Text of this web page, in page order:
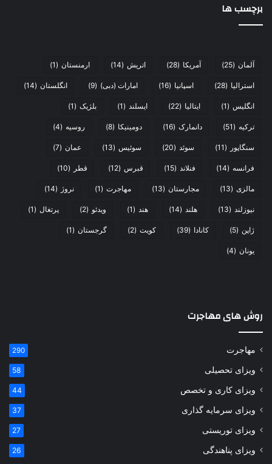
برچسب ها
آلمان (25) آمریکا (28) اتریش (14) ارمنستان (1)
استرالیا (28) اسپانیا (16) امارات (دبی) (9) انگلستان (14)
انگلیس (1) ایتالیا (22) ایسلند (1) بلژیک (1)
ترکیه (51) دانمارک (16) دومینیکا (8) روسیه (4)
سنگاپور (11) سوئد (20) سوئیس (13) عمان (7)
فرانسه (14) فنلاند (15) قبرس (12) قطر (10)
مالزی (13) مجارستان (13) مهاجرت (1) نروژ (14)
نیوزلند (13) هلند (14) هند (1) ویدئو (2) پرتغال (1)
ژاپن (5) کانادا (39) کویت (2) گرجستان (1)
یونان (4)
روش های مهاجرت
مهاجرت 290
ویزای تحصیلی 58
ویزای کاری و تخصص 44
ویزای سرمایه گذاری 37
ویزای توریستی 27
ویزای پناهندگی 26